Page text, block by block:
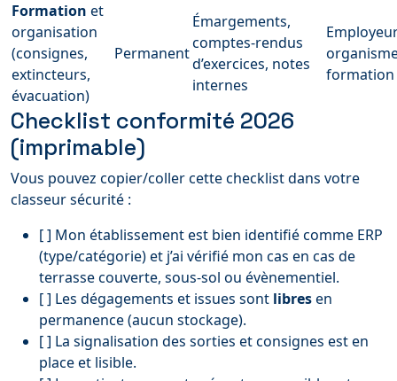
Formation et
organisation
(consignes,
extincteurs,
évacuation)
Permanent
Émargements,
comptes-rendus
d’exercices, notes
internes
formation
Checklist conformité 2026
(imprimable)
Vous pouvez copier/coller cette checklist dans votre
classeur sécurité :
[ ] Mon établissement est bien identifié comme ERP
(type/catégorie) et j’ai vérifié mon cas en cas de
terrasse couverte, sous-sol ou évènementiel.
[ ] Les dégagements et issues sont libresen
permanence (aucun stockage).
[ ] La signalisation des sorties et consignes est en
place et lisible.